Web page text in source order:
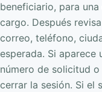
beneficiario, para
cargo. Después
correo, teléfono,
esperada. Si aparece
número de solicitud
cerrar la sesión. Si el